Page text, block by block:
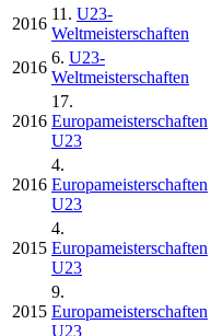
2016
11. U23-
Weltmeisterschaften
2016
6. U23-
Weltmeisterschaften
2016
17.
Europameisterschaften
U23
2016
4.
Europameisterschaften
U23
2015
4.
Europameisterschaften
U23
2015
9.
Europameisterschaften
U23